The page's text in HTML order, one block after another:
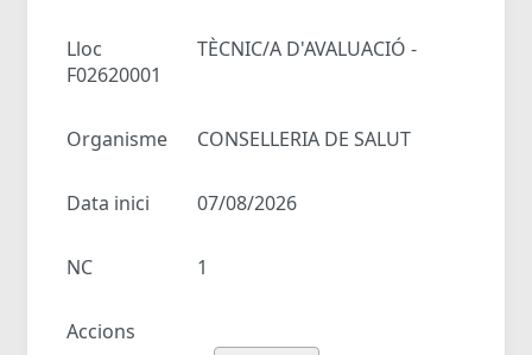
Lloc
TÈCNIC/A D'AVALUACIÓ -
F02620001
Organisme CONSELLERIA DE SALUT
Data inici 07/08/2026
NC 1
Accions